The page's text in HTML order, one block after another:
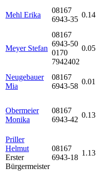
Mehl Erika
08167
6943-35
0.14
Meyer Stefan
08167
6943-50
0170
7942402
0.05
Neugebauer
Mia
08167
6943-58
0.01
Obermeier
Monika
08167
6943-42
0.13
Priller
Helmut
Erster
Bürgermeister
08167
6943-18
1.13